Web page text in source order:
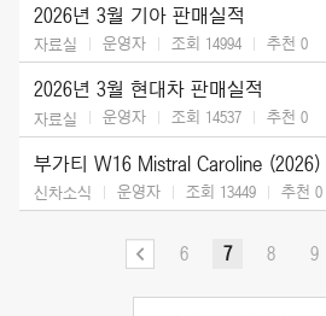
2026년 3월 기아 판매실적
자료실 운영자 조회 14994 추천 0
2026년 3월 현대차 판매실적
자료실 운영자 조회 14537 추천 0
부가티 W16 Mistral Caroline (2026)
신차소식 운영자 조회 13449 추천 0
6 7 8 9